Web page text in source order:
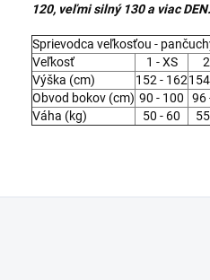
120, veľmi silný 130 a viac
Sprievodca veľkosťou -
Veľkosť
1 - XS
Výška (cm)
152 - 162
Obvod bokov (cm) 90 - 100 96
Váha (kg)
50 - 60